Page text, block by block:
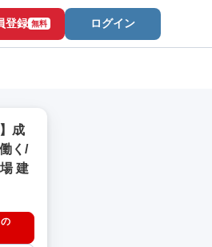
登録 無料 ログイン
成
く/
建